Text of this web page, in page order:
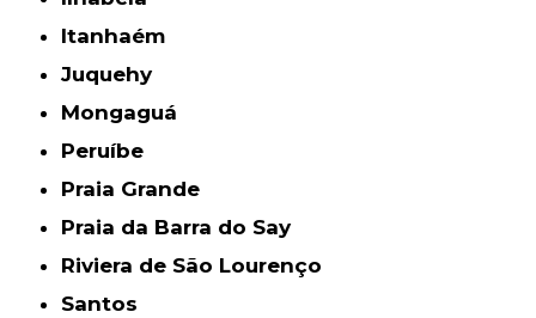
Itanhaém
Juquehy
Mongaguá
Peruíbe
Praia Grande
Praia da Barra do Say
Riviera de São Lourenço
Santos